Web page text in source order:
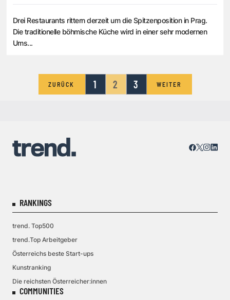
Drei Restaurants rittern derzeit um die Spitzenposition in Prag.
Die traditionelle böhmische Küche wird in einer sehr modernen
Ums...
ZURÜCK 1 2 3 WEITER
RANKINGS
trend. Top500
trend.Top Arbeitgeber
Österreichs beste Start-ups
Kunstranking
Die reichsten Österreicher:innen
COMMUNITIES